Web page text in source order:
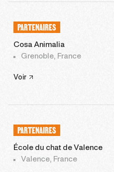
PARTENAIRES
Cosa Animalia
Grenoble, France
Voir
PARTENAIRES
École du chat de Valence
Valence, France